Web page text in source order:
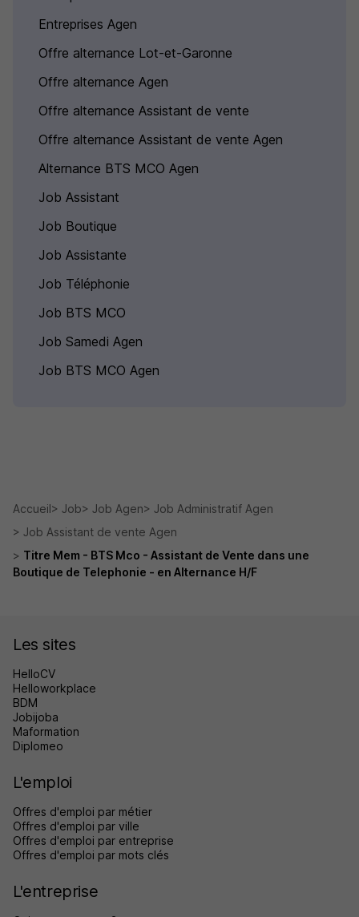
Entreprises Agen
Offre alternance Lot-et-Garonne
Offre alternance Agen
Offre alternance Assistant de vente
Offre alternance Assistant de vente Agen
Alternance BTS MCO Agen
Job Assistant
Job Boutique
Job Assistante
Job Téléphonie
Job BTS MCO
Job Samedi Agen
Job BTS MCO Agen
Accueil Job Job Agen
Job Administratif Agen
Job Assistant de vente Agen
Titre Mem - BTS Mco - Assistant de Vente dans une
Boutique de Telephonie - en Alternance H/F
Les sites
HelloCV
Helloworkplace
BDM
Jobijoba
Maformation
Diplomeo
L'emploi
Offres d'emploi par métier
Offres d'emploi par ville
Offres d'emploi par entreprise
Offres d'emploi par mots clés
L'entreprise